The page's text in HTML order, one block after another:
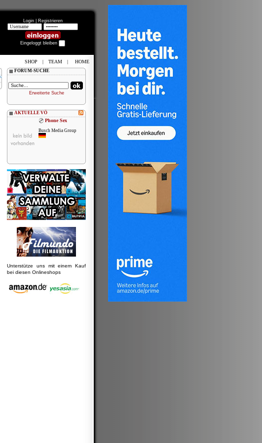
Login | Registrieren
Eingeloggt bleiben
FORUM-SUCHE
Erweiterte Suche
AKTUELLE VÖ
Phone Sex
Busch Media Group
Unterstütze uns mit einem Kauf
bei diesen Onlineshops
SHOP | TEAM | HOME